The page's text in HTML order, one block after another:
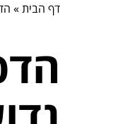
דף הבית»